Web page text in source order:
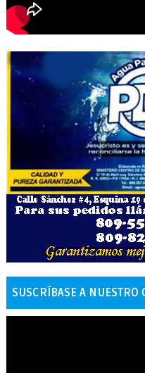
SUSCRÍBASE A NUESTRO